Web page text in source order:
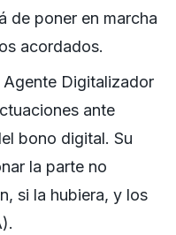
de poner en marcha
acordados.
Agente Digitalizador
ante
bono digital. Su
la parte no
si la hubiera, y los